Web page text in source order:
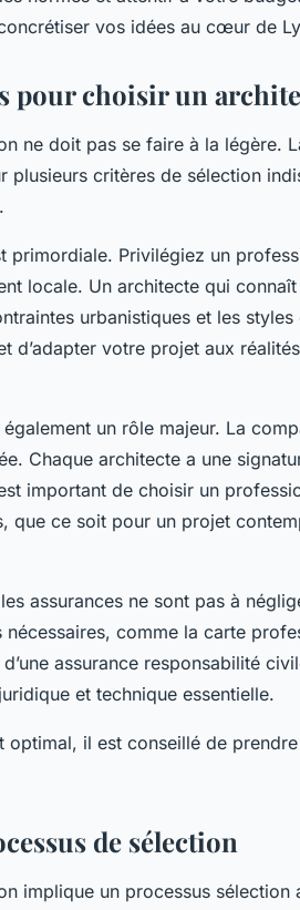
vos idées au cœur de
pour choisir un
ne doit pas se faire à la légère.
plusieurs critères de sélection
primordiale. Privilégiez un
locale. Un architecte qui
urbanistiques et les
d’adapter votre projet aux
un rôle majeur. La
Chaque architecte a une
important de choisir un
que ce soit pour un projet
assurances ne sont pas à
comme la carte
assurance responsabilité
et technique essentielle.
optimal, il est conseillé de
de sélection
implique un processus